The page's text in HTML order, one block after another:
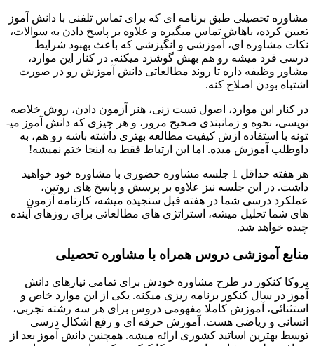
مشاوره تحصیلی طبق برنامه ای که برای تماس تلفنی با دانش آموز
تعیین کرده، باهاش تماس میگیره و علاوه بر پاسخ دادن به سوالات،
نکات مشاوره ای، آموزشی و انگیزشی که باعث بهبود شرایط
درسی فرد میشه رو هم بهش گوشزد میکنه. در کنار این موارد،
مشاور وظیفه داره تا روند مطالعاتی دانش آموزش رو در صورت
اشتباه بودن اصلاح کنه.
در کنار این موارد، اصول تست زنی، هنر آزمون دادن، روش خلاصه
نویسی، نحوه و زمان­بندی صحیح مرور، و هر چیزی که دانش آموز می­
تونه با استفاده ازش کیفیت مطالعه بهتری داشته باشه رو هم، به
داوطلب آموزش میده. اما این ارتباط فقط به اینجا ختم نمیشه!
هر هفته حداقل 1 جلسه مشاوره حضوری با مشاوره خود خواهید
داشت. در این جلسه نیز علاوه بر پرسش و پاسخ های روتین،
عملکرد درسی شما در هفته قبل سنجیده میشه، کارنامه آزمون
های شما تحلیل میشه، استراتژی های مطالعاتی برای روزهای آینده
چیده خواهد شد.
منابع آموزشی دروس همراه با مشاوره تحصیلی
بروکا کنکور در طرح مشاوره خودش برای تمامی نیازهای دانش
آموز در سال کنکور برنامه ریزی میکنه. یکی از این موارد خاص و
استثنائی، آموزش کاملا مفهومی دروس برای هر سه رشته تجربی،
انسانی و ریاضی هست. آموزش حرفه ­ای و رفع اشکال درسی
توسط بهترین اساتید کشوری ارائه میشه. همچنین دانش آموز بعد از